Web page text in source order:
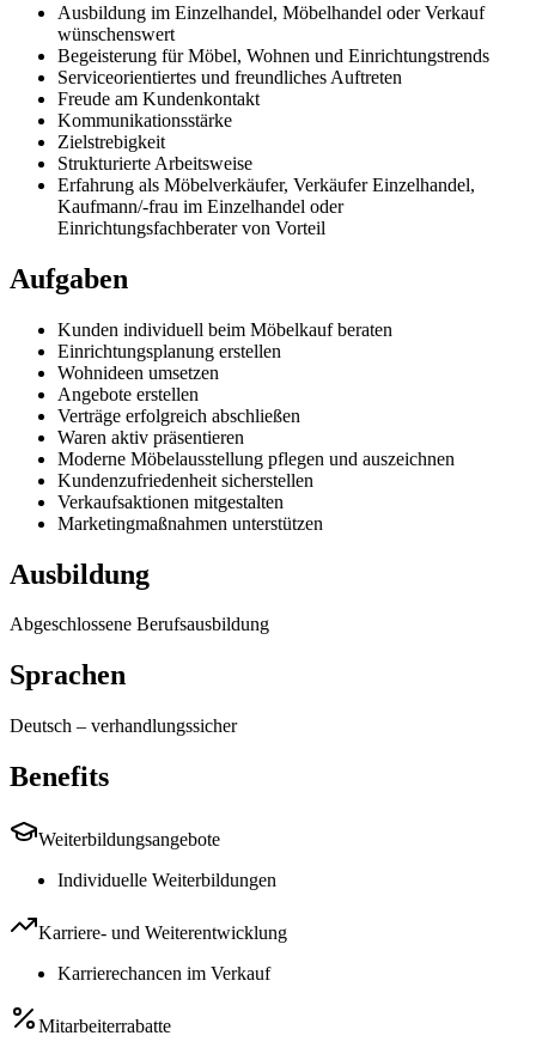
Ausbildung im Einzelhandel, Möbelhandel oder Verkauf
wünschenswert
Begeisterung für Möbel, Wohnen und Einrichtungstrends
Serviceorientiertes und freundliches Auftreten
Freude am Kundenkontakt
Kommunikationsstärke
Zielstrebigkeit
Strukturierte Arbeitsweise
Erfahrung als Möbelverkäufer, Verkäufer Einzelhandel,
Kaufmann/-frau im Einzelhandel oder
Einrichtungsfachberater von Vorteil
Aufgaben
Kunden individuell beim Möbelkauf beraten
Einrichtungsplanung erstellen
Wohnideen umsetzen
Angebote erstellen
Verträge erfolgreich abschließen
Waren aktiv präsentieren
Moderne Möbelausstellung pflegen und auszeichnen
Kundenzufriedenheit sicherstellen
Verkaufsaktionen mitgestalten
Marketingmaßnahmen unterstützen
Ausbildung
Abgeschlossene Berufsausbildung
Sprachen
Deutsch – verhandlungssicher
Benefits
Weiterbildungsangebote
Individuelle Weiterbildungen
Karriere- und Weiterentwicklung
Karrierechancen im Verkauf
Mitarbeiterrabatte